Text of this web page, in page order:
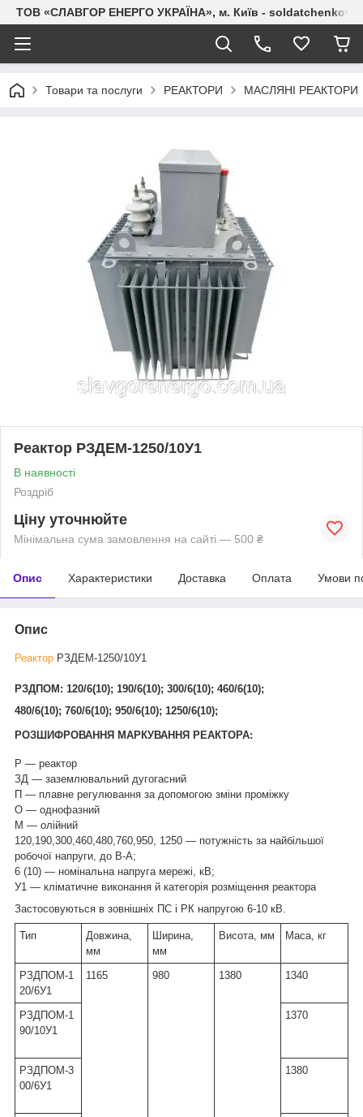
ТОВ «СЛАВГОР ЕНЕРГО УКРАЇНА», м. Київ -
Товари та послуги РЕАКТОРИ МАСЛЯНІ РЕАКТОРИ
Реактор РЗДЕМ-1250/10У1
В наявності
Роздріб
Ціну уточнюйте
Мінімальна сума замовлення на сайті — 500 ₴
Опис Характеристики Доставка Оплата Умови
Опис
Реактор РЗДЕМ-1250/10У1
РЗДПОМ: 120/6(10); 190/6(10); 300/6(10); 460/6(10);
480/6(10); 760/6(10); 950/6(10); 1250/6(10);
РОЗШИФРОВАННЯ МАРКУВАННЯ РЕАКТОРА:
Р — реактор
ЗД — заземлювальний дугогасний
П — плавне регулювання за допомогою зміни проміжку
О — однофазний
М — олійний
120,190,300,460,480,760,950, 1250 — потужність за найбільшої
робочої напруги, до В-А;
6 (10) — номінальна напруга мережі, кВ;
У1 — кліматичне виконання й категорія розміщення реактора
Застосовуються в зовнішніх ПС і РК напругою 6-10 кВ.
Тип
Довжина,
мм
Ширина,
мм
Висота, мм Маса, кг
РЗДПОМ-1
20/6У1
1165 980 1380 1340
РЗДПОМ-1
90/10У1
1370
РЗДПОМ-3
00/6У1
1380